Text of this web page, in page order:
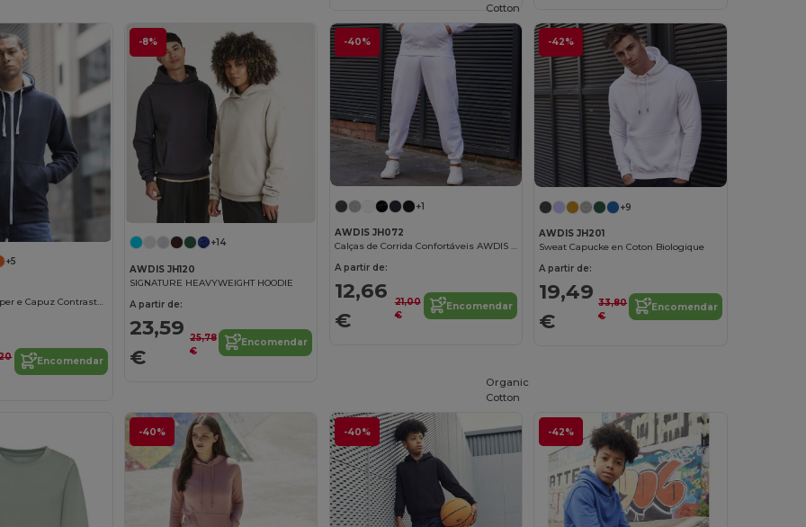
+5
Encomendar
-8%
+14
AWDIS JH120
SIGNATURE HEAVYWEIGHT HOODIE
A partir de:
23,59
€
25,78
€
Encomendar
-40%
+1
AWDIS JH072
Calças de Corrida Confortáveis AWDIS JH072
A partir de:
12,66
€
21,00
€
Encomendar
-42%
Cotton
+9
AWDIS JH201
Sweat Capucke en Coton Biologique
A partir de:
19,49
€
33,80
€
Encomendar
-40% -40% -42%
Organic
Cotton